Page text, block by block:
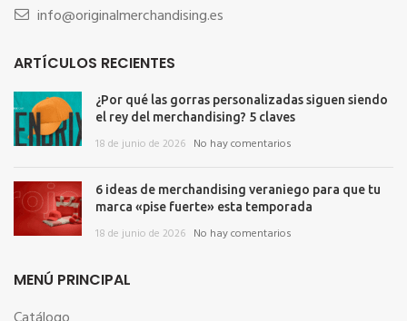
info@originalmerchandising.es
ARTÍCULOS RECIENTES
¿Por qué las gorras personalizadas siguen siendo
el rey del merchandising? 5 claves
18 de junio de 2026 No hay comentarios
6 ideas de merchandising veraniego para que tu
marca «pise fuerte» esta temporada
18 de junio de 2026 No hay comentarios
MENÚ PRINCIPAL